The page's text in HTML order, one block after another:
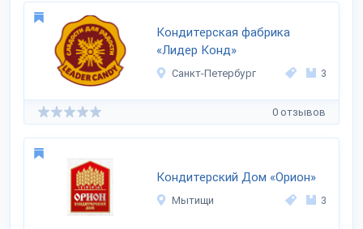
Кондитерская фабрика
«Лидер Конд»
Санкт-Петербург 3
0 отзывов
Кондитерский Дом «Орион»
Мытищи 3